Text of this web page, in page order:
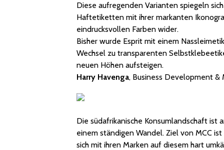
Diese aufregenden Varianten spiegeln
Haftetiketten mit ihrer markanten
eindrucksvollen Farben wider.
Bisher wurde Esprit mit einem
Wechsel zu transparenten
neuen Höhen aufsteigen.
Harry Havenga, Business Development &
Die südafrikanische Konsumlandschaft ist
einem ständigen Wandel. Ziel von MCC
sich mit ihren Marken auf diesem hart